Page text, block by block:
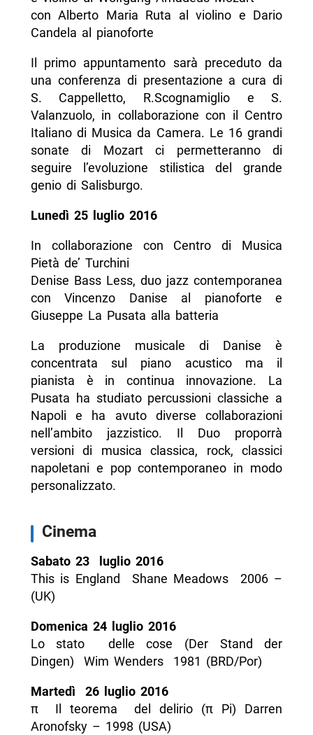
con Alberto Maria Ruta al violino e Dario
Candela al pianoforte
Il primo appuntamento sarà preceduto da
una conferenza di presentazione a cura di
S. Cappelletto, R.Scognamiglio e S.
Valanzuolo, in collaborazione con il Centro
Italiano di Musica da Camera. Le 16 grandi
sonate di Mozart ci permetteranno di
seguire l’evoluzione stilistica del grande
genio di Salisburgo.
Lunedì 25 luglio 2016
In collaborazione con Centro di Musica
Pietà de’ Turchini
Denise Bass Less, duo jazz contemporanea
con Vincenzo Danise al pianoforte e
Giuseppe La Pusata alla batteria
La produzione musicale di Danise è
concentrata sul piano acustico ma il
pianista è in continua innovazione. La
Pusata ha studiato percussioni classiche a
Napoli e ha avuto diverse collaborazioni
nell’ambito jazzistico. Il Duo proporrà
versioni di musica classica, rock, classici
napoletani e pop contemporaneo in modo
personalizzato.
Cinema
Sabato 23 luglio 2016
This is England ­ Shane Meadows ­ 2006 –
(UK)
Domenica 24 luglio 2016
Lo stato delle cose (Der Stand der
Dingen) ­ Wim Wenders ­1981 (BRD/Por)
Martedì 26 luglio 2016
π ­ Il teorema del delirio (π Pi) Darren
Aronofsky – 1998 (USA)